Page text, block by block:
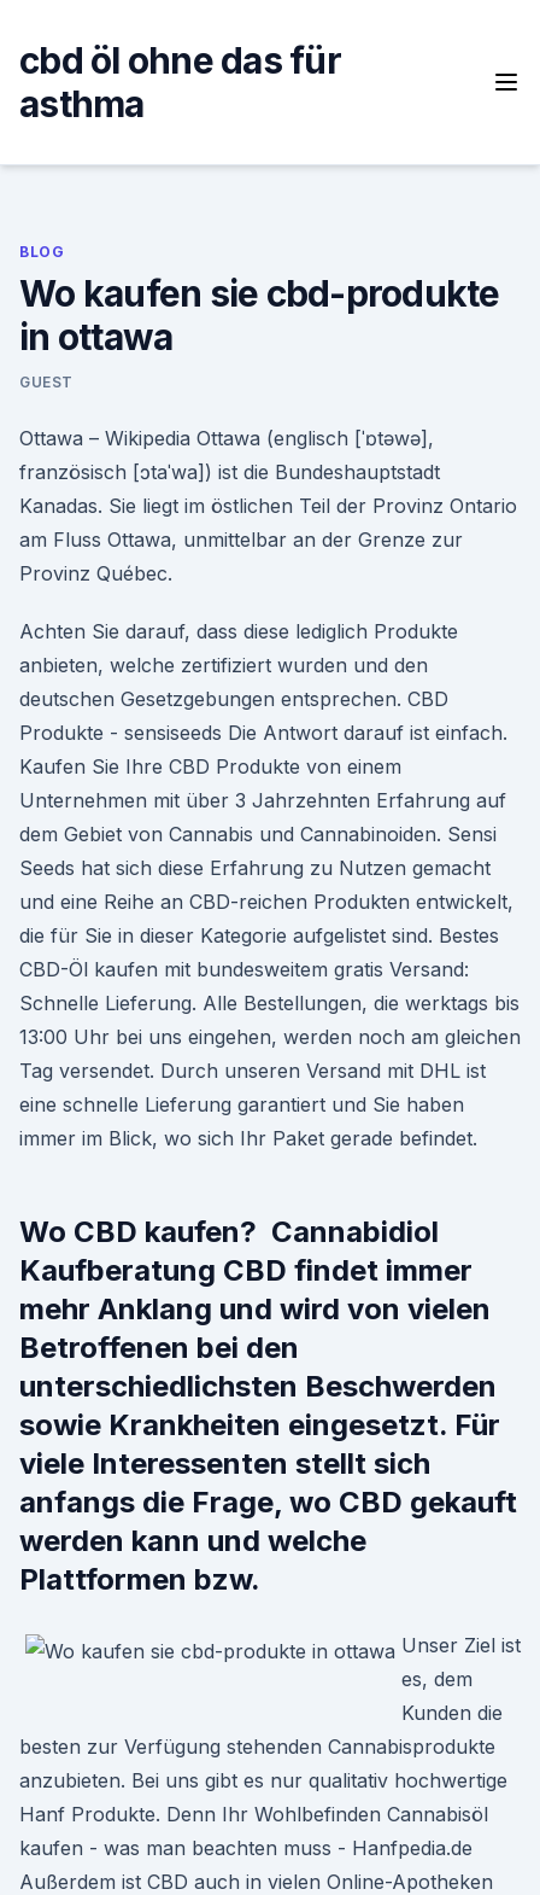
content
cbd öl ohne das für
asthma
BLOG
Wo kaufen sie cbd-produkte
in ottawa
GUEST
Ottawa – Wikipedia Ottawa (englisch [ˈɒtəwə],
französisch [ɔtaˈwa]) ist die Bundeshauptstadt
Kanadas. Sie liegt im östlichen Teil der Provinz Ontario
am Fluss Ottawa, unmittelbar an der Grenze zur
Provinz Québec.
Achten Sie darauf, dass diese lediglich Produkte
anbieten, welche zertifiziert wurden und den
deutschen Gesetzgebungen entsprechen. CBD
Produkte - sensiseeds Die Antwort darauf ist einfach.
Kaufen Sie Ihre CBD Produkte von einem
Unternehmen mit über 3 Jahrzehnten Erfahrung auf
dem Gebiet von Cannabis und Cannabinoiden. Sensi
Seeds hat sich diese Erfahrung zu Nutzen gemacht
und eine Reihe an CBD-reichen Produkten entwickelt,
die für Sie in dieser Kategorie aufgelistet sind. Bestes
CBD-Öl kaufen mit bundesweitem gratis Versand:
Schnelle Lieferung. Alle Bestellungen, die werktags bis
13:00 Uhr bei uns eingehen, werden noch am gleichen
Tag versendet. Durch unseren Versand mit DHL ist
eine schnelle Lieferung garantiert und Sie haben
immer im Blick, wo sich Ihr Paket gerade befindet.
Wo CBD kaufen? ️ Cannabidiol
Kaufberatung CBD findet immer
mehr Anklang und wird von vielen
Betroffenen bei den
unterschiedlichsten Beschwerden
sowie Krankheiten eingesetzt. Für
viele Interessenten stellt sich
anfangs die Frage, wo CBD gekauft
werden kann und welche
Plattformen bzw.
Unser Ziel ist
es, dem
Kunden die
besten zur Verfügung stehenden Cannabisprodukte
anzubieten. Bei uns gibt es nur qualitativ hochwertige
Hanf Produkte. Denn Ihr Wohlbefinden Cannabisöl
kaufen - was man beachten muss - Hanfpedia.de
Außerdem ist CBD auch in vielen Online-Apotheken